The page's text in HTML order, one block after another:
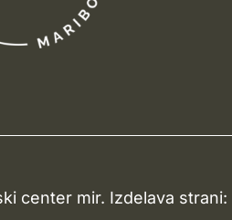
center mir. Izdelava strani: